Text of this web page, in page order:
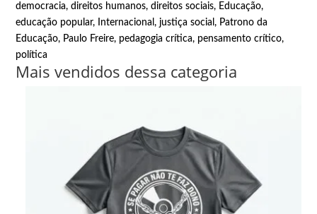
democracia,direitos humanos,direitos sociais, Educação,
educação popular, Internacional,justiça social, Patrono da
Educação, Paulo Freire, pedagogia crítica, pensamento crítico,
política
Mais vendidos dessa categoria